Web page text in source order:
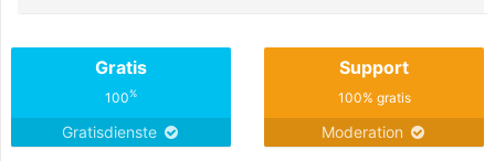
Gratis
100%
Gratisdienste
Support
100% gratis
Moderation